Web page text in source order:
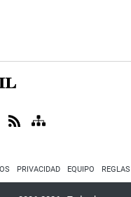
PRIVACIDAD EQUIPO